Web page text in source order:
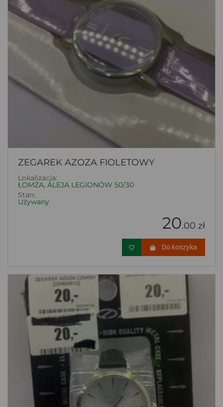
ZEGAREK AZOZA FIOLETOWY
Lokalizacja:
ŁOMŻA, ALEJA LEGIONÓW 50/30
Stan:
Używany
20.00 zł
Do koszyka